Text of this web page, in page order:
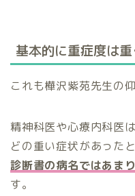
基本的に重症度は
これも樺沢紫苑先生の
精神科医や心療内科医
どの重い症状があったと
診断書の病名ではあま
す。